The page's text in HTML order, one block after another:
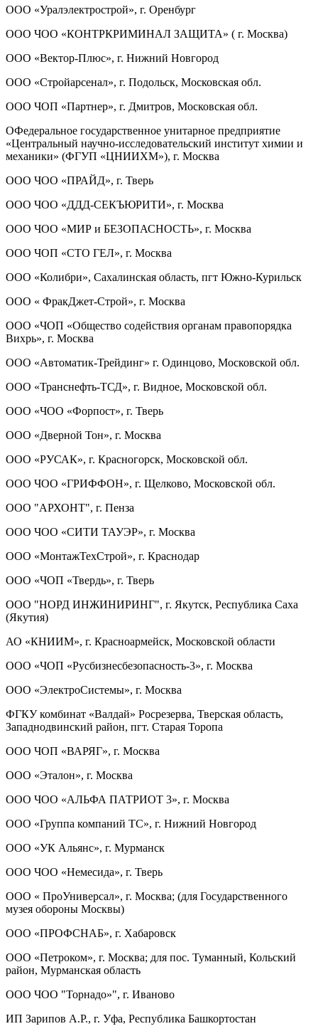
ООО «Уралэлектрострой», г. Оренбург
ООО ЧОО «КОНТРКРИМИНАЛ ЗАЩИТА» ( г. Москва)
ООО «Вектор-Плюс», г. Нижний Новгород
ООО «Стройарсенал», г. Подольск, Московская обл.
ООО ЧОП «Партнер», г. Дмитров, Московская обл.
ОФедеральное государственное унитарное предприятие
«Центральный научно-исследовательский институт химии и
механики» (ФГУП «ЦНИИХМ»), г. Москва
ООО ЧОО «ПРАЙД», г. Тверь
ООО ЧОО «ДДД-СЕКЪЮРИТИ», г. Москва
ООО ЧОО «МИР и БЕЗОПАСНОСТЬ», г. Москва
ООО ЧОП «СТО ГЕЛ», г. Москва
ООО «Колибри», Сахалинская область, пгт Южно-Курильск
ООО « ФракДжет-Строй», г. Москва
ООО «ЧОП «Общество содействия органам правопорядка
Вихрь», г. Москва
ООО «Автоматик-Трейдинг» г. Одинцово, Московской обл.
ООО «Транснефть-ТСД», г. Видное, Московской обл.
ООО «ЧОО «Форпост», г. Тверь
ООО «Дверной Тон», г. Москва
ООО «РУСАК», г. Красногорск, Московской обл.
ООО ЧОО «ГРИФФОН», г. Щелково, Московской обл.
ООО "АРХОНТ", г. Пенза
ООО ЧОО «СИТИ ТАУЭР», г. Москва
ООО «МонтажТехСтрой», г. Краснодар
ООО «ЧОП «Твердь», г. Тверь
ООО "НОРД ИНЖИНИРИНГ", г. Якутск, Республика Саха
(Якутия)
АО «КНИИМ», г. Красноармейск, Московской области
ООО «ЧОП «Русбизнесбезопасность-3», г. Москва
ООО «ЭлектроСистемы», г. Москва
ФГКУ комбинат «Валдай» Росрезерва, Тверская область,
Западнодвинский район, пгт. Старая Торопа
ООО ЧОП «ВАРЯГ», г. Москва
ООО «Эталон», г. Москва
ООО ЧОО «АЛЬФА ПАТРИОТ 3», г. Москва
ООО «Группа компаний ТС», г. Нижний Новгород
ООО «УК Альянс», г. Мурманск
ООО ЧОО «Немесида», г. Тверь
ООО « ПроУниверсал», г. Москва; (для Государственного
музея обороны Москвы)
ООО «ПРОФСНАБ», г. Хабаровск
ООО «Петроком», г. Москва; для пос. Туманный, Кольский
район, Мурманская область
ООО ЧОО "Торнадо»", г. Иваново
ИП Зарипов А.Р., г. Уфа, Республика Башкортостан